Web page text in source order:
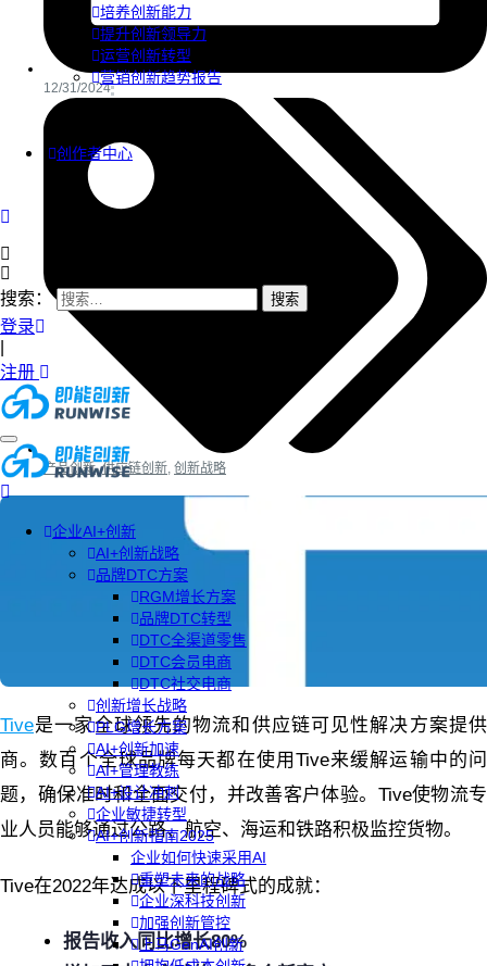
培养创新能力
提升创新领导力
运营创新转型
营销创新趋势报告
创作者中心
搜索：
登录
注册
企业AI+创新
AI+创新战略
品牌DTC方案
RGM增长方案
品牌DTC转型
DTC全渠道零售
DTC会员电商
DTC社交电商
创新增长战略
PLG增长方案
AI+创新加速
AI+管理教练
AI+设计冲刺
企业敏捷转型
AI+创新指南2025
企业如何快速采用AI
重塑未来的战略
企业深科技创新
加强创新管控
上马GenAI创新
12/31/2024
产品创新,供应链创新 创新战略
Tive是一家全球领先的物流和供应链可见性解决方案提供
商。数百个全球品牌每天都在使用Tive来缓解运输中的问
题，确保准时和全面交付，并改善客户体验。Tive使物流专
业人员能够通过公路、航空、海运和铁路积极监控货物。
Tive在2022年达成以下里程碑式的成就：‍
报告收入同比增长80%